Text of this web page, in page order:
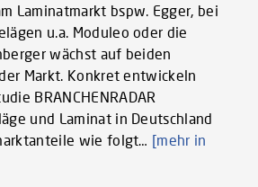
Laminatmarkt bspw. Egger, bei
u.a. Moduleo oder die
wächst auf beiden
Markt. Konkret entwickeln
BRANCHENRADAR
und Laminat in Deutschland
wie folgt… [mehr in